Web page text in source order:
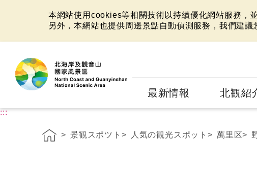
本網站使用cookies等相關技術以持續優化網站服務，
另外，本網站也提供周邊景點自動偵測服務，我們建
最新情報 北観紹
:::
景観スポツト 人気の観光スポット 萬里区